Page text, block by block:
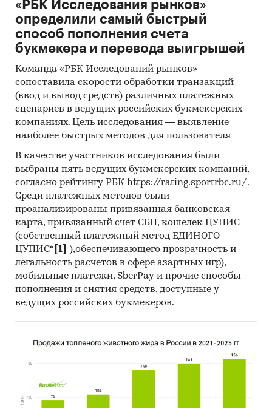
Архивы СМИ
Инсайдерские источники
Специализированные аналитические
порталы
Методы:
Кабинетное исследование. Поиск и анализ
информации из различных источников,
проведение расчетов. Статистика и
аналитика
Прогноз ГидМаркет. Современные
статистические методы прогнозирования с
поправкой на мнение экспертов.
Отчет отражает мнение авторов и не является
инвестиционной рекомендацией
Потребительские услуги
Образование
Образование для детей
Россия
«РБК Исследования рынков»
определили самый быстрый
способ пополнения счета
букмекера и перевода выигрышей
Команда «РБК Исследований рынков»
сопоставила скорости обработки транзакций
(ввод и вывод средств) различных платежных
сценариев в ведущих российских букмекерских
компаниях. Цель исследования — выявление
наиболее быстрых методов для пользователя
В качестве участников исследования были
выбраны пять ведущих букмекерских компаний,
согласно рейтингу РБК https://rating.sportrbc.ru/.
Среди платежных методов были
проанализированы привязанная банковская
карта, привязанный счет СБП, кошелек ЦУПИС
(собственный платежный метод ЕДИНОГО
ЦУПИС* [1]
),обеспечивающего прозрачность и
легальность расчетов в сфере азартных игр),
мобильные платежи, SberPay и прочие способы
пополнения и снятия средств, доступные у
ведущих российских букмекеров.